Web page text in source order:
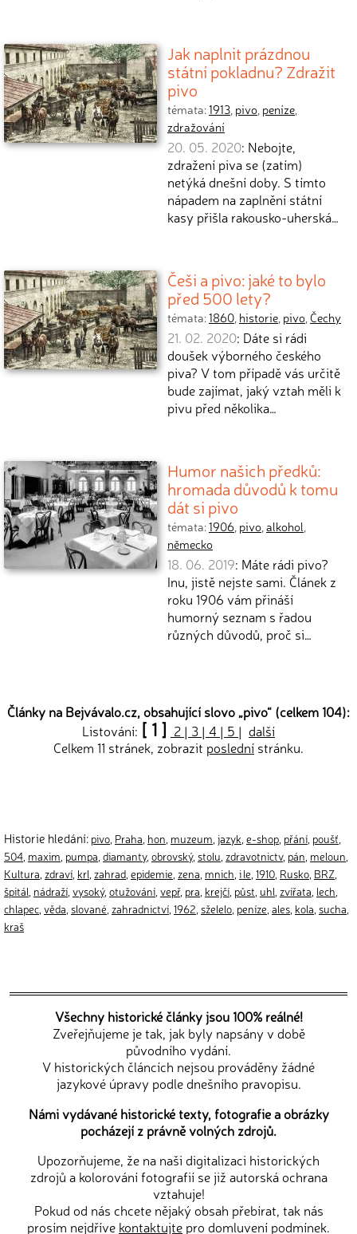
Jak naplnit prázdnou
státní pokladnu? Zdražit
pivo
témata:1913, pivo, peníze,
zdražování
20. 05. 2020: Nebojte,
zdražení piva se (zatím)
netýká dnešní doby. S tímto
nápadem na zaplnění státní
kasy přišla rakousko-uherská…
Češi a pivo: jaké to bylo
před 500 lety?
témata:1860, historie, pivo,Čechy
21. 02. 2020: Dáte si rádi
doušek výborného českého
piva? V tom případě vás určitě
bude zajímat, jaký vztah měli k
pivu před několika…
Humor našich předků:
hromada důvodů k tomu
dát si pivo
témata:1906, pivo,alkohol,
německo
18. 06. 2019: Máte rádi pivo?
Inu, jistě nejste sami. Článek z
roku 1906 vám přináší
humorný seznam s řadou
různých důvodů, proč si…
Články na Bejvávalo.cz, obsahující slovo „pivo“ (celkem 104):
Listování: [ 1 ] 2 | 3 | 4 | 5 | další
Celkem 11 stránek, zobrazit poslední stránku.
Historie hledání: pivo Praha hon muzeum jazyk e-shop přání poušť
504 maxim pumpa diamanty, obrovský, stolu zdravotnictv, pán meloun
Kultura zdraví krl zahrad epidemie zena mnich i le 1910 Rusko BRZ
špitál nádraží vysoký, otužování vepř, pra krejčí půst uhl zvířata lech
chlapec věda slované zahradnictví 1962 sželelo peníze ales kola sucha
kraš
Všechny historické články jsou 100% reálné!
Zveřejňujeme je tak, jak byly napsány v době
původního vydání.
V historických článcích nejsou prováděny žádné
jazykové úpravy podle dnešního pravopisu.
Námi vydávané historické texty, fotografie a obrázky
pocházejí z právně volných zdrojů.
Upozorňujeme, že na naši digitalizaci historických
zdrojů a kolorování fotografií se již autorská ochrana
vztahuje!
Pokud od nás chcete nějaký obsah přebírat, tak nás
prosím nejdříve kontaktujte pro domluvení podmínek.